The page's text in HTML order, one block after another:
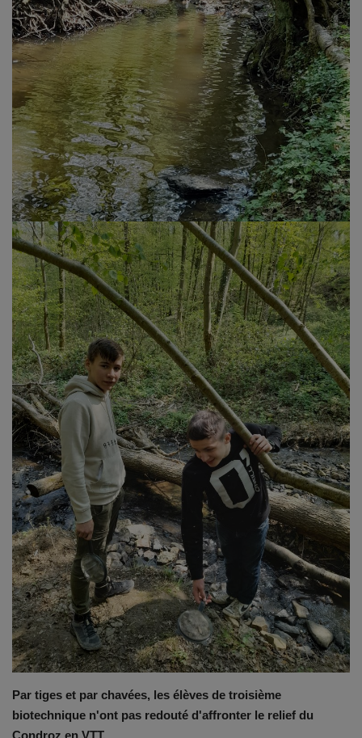
Par tiges et par chavées, les élèves de troisième
biotechnique n'ont pas redouté d'affronter le relief du
Condroz en VTT.